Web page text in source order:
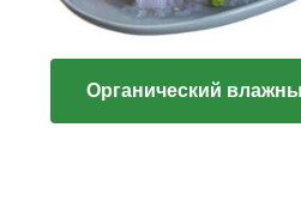
Органический